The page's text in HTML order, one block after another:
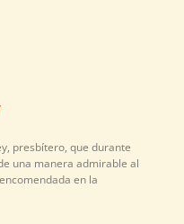
presbítero, que durante
una manera admirable al
en la